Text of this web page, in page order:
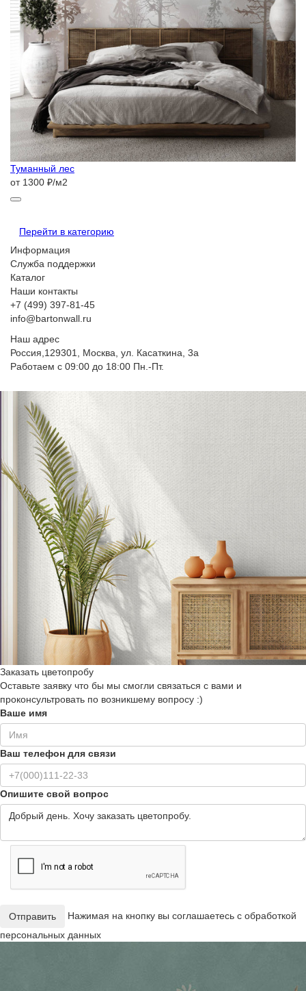
Туманный лес
от 1300 ₽/м2
Перейти в категорию
Информация
Служба поддержки
Каталог
Наши контакты
+7 (499) 397-81-45
info@bartonwall.ru
Наш адрес
Россия,129301, Москва, ул. Касаткина, 3а
Работаем с 09:00 до 18:00 Пн.-Пт.
Заказать цветопробу
Оставьте заявку что бы мы смогли связаться с вами и
проконсультровать по возникшему вопросу :)
Ваше имя
Ваш телефон для связи
Опишите свой вопрос
Отправить
Нажимая на кнопку вы соглашаетесь с обработкой
персональных данных